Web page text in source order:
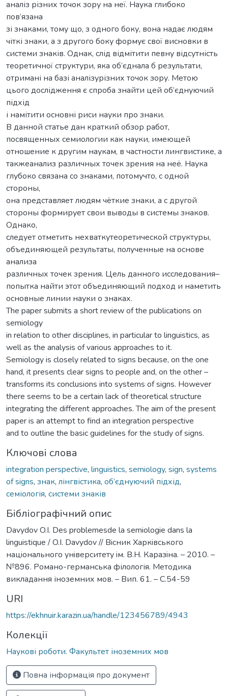
аналіз різних точок зору на неї. Наука глибоко
пов’язана
зі знаками, тому що, з одного боку, вона надає людям
чіткі знаки, а з другого боку формує свої висновки в
системи знаків. Однак, слід відмітити певну відсутність
теоретичної структури, яка об’єднала б результати,
отримані на базі аналізурізних точок зору. Метою
цього дослідження є спроба знайти цей об’єднуючий
підхід
і намітити основні риси науки про знаки.
В данной статье дан краткий обзор работ,
посвященных семиологии как науки, имеющей
отношение к другим наукам, в частности лингвистике, а
такжеанализ различных точек зрения на неё. Наука
глубоко связана со знаками, потомучто, с одной
стороны,
она представляет людям чёткие знаки, а с другой
стороны формирует свои выводы в системы знаков.
Однако,
следует отметить нехваткутеоретической структуры,
объединяющей результаты, полученные на основе
анализа
различных точек зрения. Цель данного исследования–
попытка найти этот объединяющий подход и наметить
основные линии науки о знаках.
The paper submits a short review of the publications on
semiology
in relation to other disciplines, in particular to linguistics, as
well as the analysis of various approaches to it.
Semiology is closely related to signs because, on the one
hand, it presents clear signs to people and, on the other –
transforms its conclusions into systems of signs. However
there seems to be a certain lack of theoretical structure
integrating the different approaches. The aim of the present
paper is an attempt to find an integration perspective
and to outline the basic guidelines for the study of signs.
Ключові слова
integration perspective, linguistics, semiology, sign, systems
of signs, знак, лінгвістика, об’єднуючий підхід,
семіологія, системи знаків
Бібліографічний опис
Davydov O.I. Des problemesde la semiologie dans la
linguistique / O.I. Davydov // Вiсник Харкiвського
нацiонального унiверситету iм. В.Н. Каразiна. – 2010. –
№896. Романо-германська філологія. Методика
викладання іноземних мов. – Вип. 61. – С.54-59
URI
https://ekhnuir.karazin.ua/handle/123456789/4943
Колекції
Наукові роботи. Факультет іноземних мов
Повна інформація про документ